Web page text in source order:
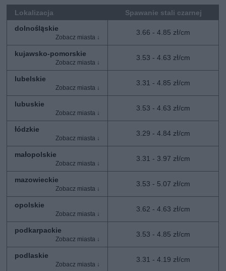
Lokalizacja
Spawanie stali czarnej
dolnośląskie
3.66 - 4.85 zł/cm
kujawsko-pomorskie 3.53 - 4.63 zł/cm
lubelskie 3.31 - 4.85 zł/cm
lubuskie 3.53 - 4.63 zł/cm
łódzkie 3.29 - 4.84 zł/cm
małopolskie 3.31 - 3.97 zł/cm
mazowieckie 3.53 - 5.07 zł/cm
opolskie 3.62 - 4.63 zł/cm
podkarpackie 3.53 - 4.85 zł/cm
podlaskie 3.31 - 4.19 zł/cm